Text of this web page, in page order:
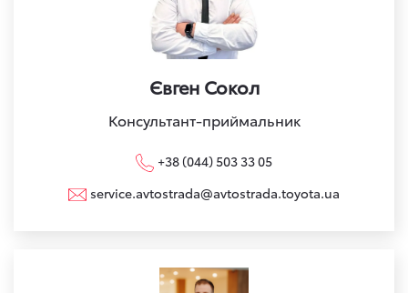
Євген Сокол
Консультант-приймальник
+38 (044) 503 33 05
service.avtostrada@avtostrada.toyota.ua